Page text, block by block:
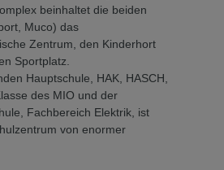
beinhaltet die beiden
Muco) das
Zentrum, den Kinderhort
Sportplatz.
Hauptschule, HAK, HASCH,
des MIO und der
Fachbereich Elektrik, ist
von enormer